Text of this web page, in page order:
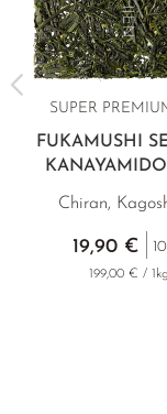
SUPER
FUKAMUSHI
Chiran,
19,90 €
199,00 € / 1kg